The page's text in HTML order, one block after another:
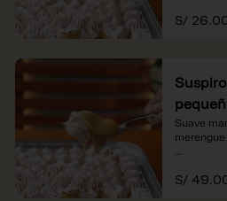
S/
Suave
soles e
S/